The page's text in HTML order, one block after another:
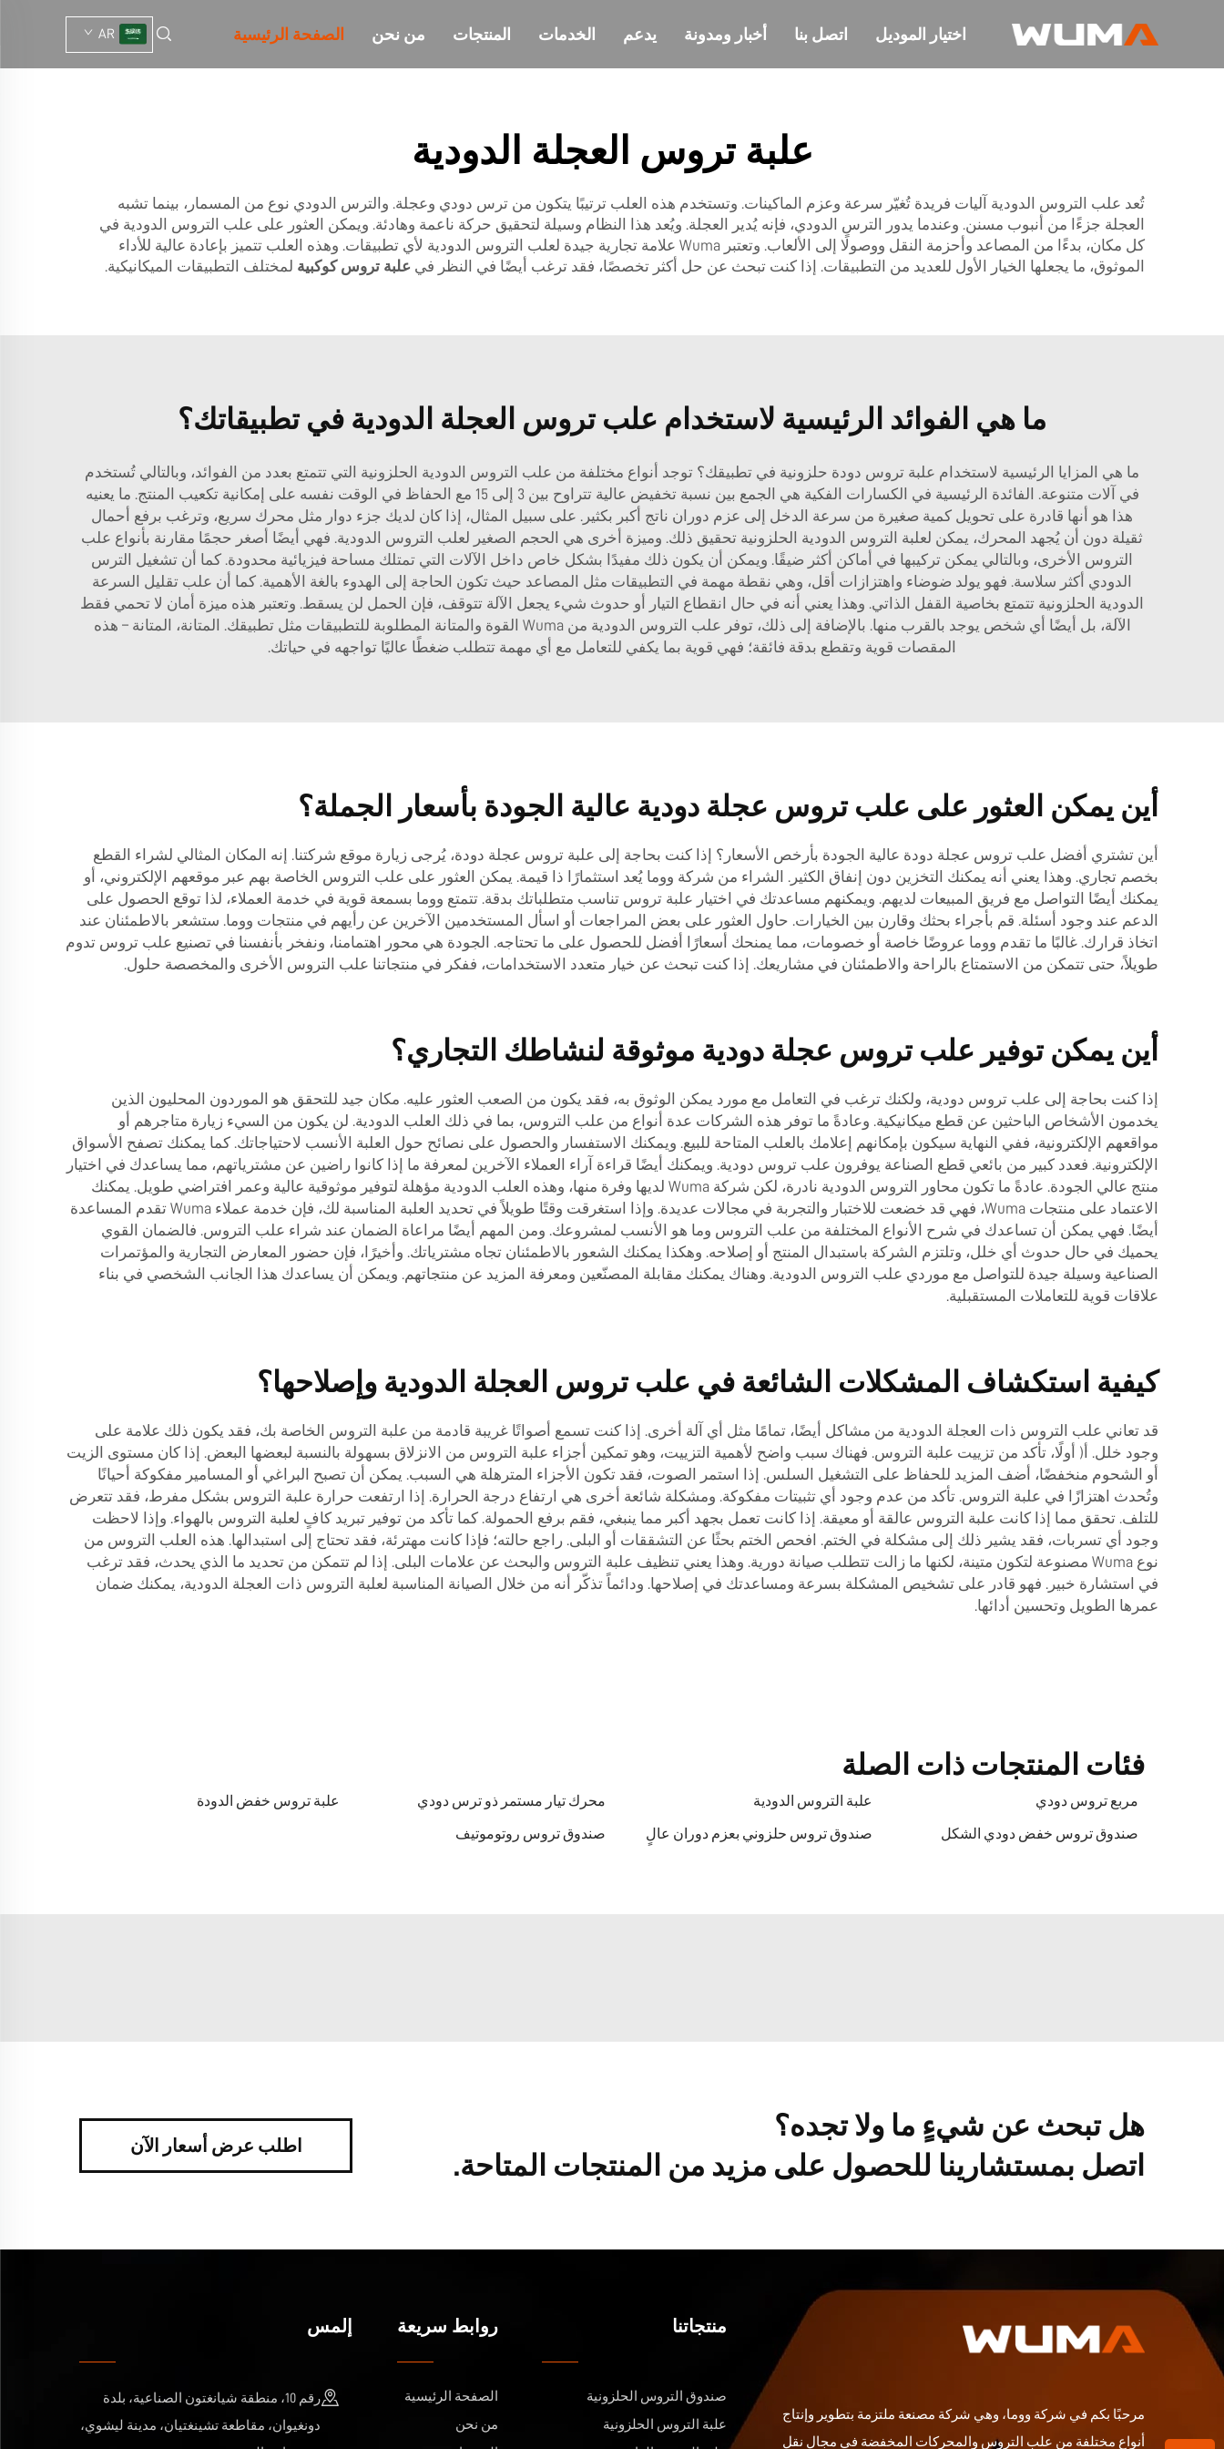
الصفحة الرئيسية من نحن المنتجات الخدمات يدعم أخبار ومدونة اتصل بنا اختيار الموديل AR
علبة تروس العجلة الدودية
تُعد علب التروس الدودية آليات فريدة تُغيّر سرعة وعزم الماكينات. وتستخدم هذه العلب ترتيبًا يتكون من ترس دودي وعجلة. والترس الدودي نوع من المسمار، بينما تشبه
العجلة جزءًا من أنبوب مسنن. وعندما يدور الترس الدودي، فإنه يُدير العجلة. ويُعد هذا النظام وسيلة لتحقيق حركة ناعمة وهادئة. ويمكن العثور على علب التروس الدودية في
كل مكان، بدءًا من المصاعد وأحزمة النقل ووصولًا إلى الألعاب. وتعتبر Wuma علامة تجارية جيدة لعلب التروس الدودية لأي تطبيقات. وهذه العلب تتميز بإعادة عالية للأداء
الموثوق، ما يجعلها الخيار الأول للعديد من التطبيقات. إذا كنت تبحث عن حل أكثر تخصصًا، فقد ترغب أيضًا في النظر في علبة تروس كوكبية لمختلف التطبيقات الميكانيكية.
ما هي الفوائد الرئيسية لاستخدام علب تروس العجلة الدودية في تطبيقاتك؟
ما هي المزايا الرئيسية لاستخدام علبة تروس دودة حلزونية في تطبيقك؟ توجد أنواع مختلفة من علب التروس الدودية الحلزونية التي تتمتع بعدد من الفوائد، وبالتالي تُستخدم
في آلات متنوعة. الفائدة الرئيسية في الكسارات الفكية هي الجمع بين نسبة تخفيض عالية تتراوح بين 3 إلى 15 مع الحفاظ في الوقت نفسه على إمكانية تكعيب المنتج. ما يعنيه
هذا هو أنها قادرة على تحويل كمية صغيرة من سرعة الدخل إلى عزم دوران ناتج أكبر بكثير. على سبيل المثال، إذا كان لديك جزء دوار مثل محرك سريع، وترغب برفع أحمال
ثقيلة دون أن يُجهد المحرك، يمكن لعلبة التروس الدودية الحلزونية تحقيق ذلك. وميزة أخرى هي الحجم الصغير لعلب التروس الدودية. فهي أيضًا أصغر حجمًا مقارنة بأنواع علب
التروس الأخرى، وبالتالي يمكن تركيبها في أماكن أكثر ضيقًا. ويمكن أن يكون ذلك مفيدًا بشكل خاص داخل الآلات التي تمتلك مساحة فيزيائية محدودة. كما أن تشغيل الترس
الدودي أكثر سلاسة. فهو يولد ضوضاء واهتزازات أقل، وهي نقطة مهمة في التطبيقات مثل المصاعد حيث تكون الحاجة إلى الهدوء بالغة الأهمية. كما أن علب تقليل السرعة
الدودية الحلزونية تتمتع بخاصية القفل الذاتي. وهذا يعني أنه في حال انقطاع التيار أو حدوث شيء يجعل الآلة تتوقف، فإن الحمل لن يسقط. وتعتبر هذه ميزة أمان لا تحمي فقط
الآلة، بل أيضًا أي شخص يوجد بالقرب منها. بالإضافة إلى ذلك، توفر علب التروس الدودية من Wuma القوة والمتانة المطلوبة للتطبيقات مثل تطبيقك. المتانة، المتانة – هذه
المقصات قوية وتقطع بدقة فائقة؛ فهي قوية بما يكفي للتعامل مع أي مهمة تتطلب ضغطًا عاليًا تواجهه في حياتك.
أين يمكن العثور على علب تروس عجلة دودية عالية الجودة بأسعار الجملة؟
أين تشتري أفضل علب تروس عجلة دودة عالية الجودة بأرخص الأسعار؟ إذا كنت بحاجة إلى علبة تروس عجلة دودة، يُرجى زيارة موقع شركتنا. إنه المكان المثالي لشراء القطع
بخصم تجاري. وهذا يعني أنه يمكنك التخزين دون إنفاق الكثير. الشراء من شركة ووما يُعد استثمارًا ذا قيمة. يمكن العثور على علب التروس الخاصة بهم عبر موقعهم الإلكتروني، أو
يمكنك أيضًا التواصل مع فريق المبيعات لديهم. ويمكنهم مساعدتك في اختيار علبة تروس تناسب متطلباتك بدقة. تتمتع ووما بسمعة قوية في خدمة العملاء، لذا توقع الحصول على
الدعم عند وجود أسئلة. قم بأجراء بحثك وقارن بين الخيارات. حاول العثور على بعض المراجعات أو اسأل المستخدمين الآخرين عن رأيهم في منتجات ووما. ستشعر بالاطمئنان عند
اتخاذ قرارك. غالبًا ما تقدم ووما عروضًا خاصة أو خصومات، مما يمنحك أسعارًا أفضل للحصول على ما تحتاجه. الجودة هي محور اهتمامنا، ونفخر بأنفسنا في تصنيع علب تروس تدوم
طويلاً، حتى تتمكن من الاستمتاع بالراحة والاطمئنان في مشاريعك. إذا كنت تبحث عن خيار متعدد الاستخدامات، ففكر في منتجاتنا علب التروس الأخرى والمخصصة حلول.
أين يمكن توفير علب تروس عجلة دودية موثوقة لنشاطك التجاري؟
إذا كنت بحاجة إلى علب تروس دودية، ولكنك ترغب في التعامل مع مورد يمكن الوثوق به، فقد يكون من الصعب العثور عليه. مكان جيد للتحقق هو الموردون المحليون الذين
يخدمون الأشخاص الباحثين عن قطع ميكانيكية. وعادةً ما توفر هذه الشركات عدة أنواع من علب التروس، بما في ذلك العلب الدودية. لن يكون من السيء زيارة متاجرهم أو
مواقعهم الإلكترونية، ففي النهاية سيكون بإمكانهم إعلامك بالعلب المتاحة للبيع. ويمكنك الاستفسار والحصول على نصائح حول العلبة الأنسب لاحتياجاتك. كما يمكنك تصفح الأسواق
الإلكترونية. فعدد كبير من بائعي قطع الصناعة يوفرون علب تروس دودية. ويمكنك أيضًا قراءة آراء العملاء الآخرين لمعرفة ما إذا كانوا راضين عن مشترياتهم، مما يساعدك في اختيار
منتج عالي الجودة. عادةً ما تكون محاور التروس الدودية نادرة، لكن شركة Wuma لديها وفرة منها، وهذه العلب الدودية مؤهلة لتوفير موثوقية عالية وعمر افتراضي طويل. يمكنك
الاعتماد على منتجات Wuma، فهي قد خضعت للاختبار والتجربة في مجالات عديدة. وإذا استغرقت وقتًا طويلاً في تحديد العلبة المناسبة لك، فإن خدمة عملاء Wuma تقدم المساعدة
أيضًا. فهي يمكن أن تساعدك في شرح الأنواع المختلفة من علب التروس وما هو الأنسب لمشروعك. ومن المهم أيضًا مراعاة الضمان عند شراء علب التروس. فالضمان القوي
يحميك في حال حدوث أي خلل، وتلتزم الشركة باستبدال المنتج أو إصلاحه. وهكذا يمكنك الشعور بالاطمئنان تجاه مشترياتك. وأخيرًا، فإن حضور المعارض التجارية والمؤتمرات
الصناعية وسيلة جيدة للتواصل مع موردي علب التروس الدودية. وهناك يمكنك مقابلة المصنّعين ومعرفة المزيد عن منتجاتهم. ويمكن أن يساعدك هذا الجانب الشخصي في بناء
علاقات قوية للتعاملات المستقبلية.
كيفية استكشاف المشكلات الشائعة في علب تروس العجلة الدودية وإصلاحها؟
قد تعاني علب التروس ذات العجلة الدودية من مشاكل أيضًا، تمامًا مثل أي آلة أخرى. إذا كنت تسمع أصواتًا غريبة قادمة من علبة التروس الخاصة بك، فقد يكون ذلك علامة على
وجود خلل. أ) أولًا، تأكد من تزييت علبة التروس. فهناك سبب واضح لأهمية التزييت، وهو تمكين أجزاء علبة التروس من الانزلاق بسهولة بالنسبة لبعضها البعض. إذا كان مستوى الزيت
أو الشحوم منخفضًا، أضف المزيد للحفاظ على التشغيل السلس. إذا استمر الصوت، فقد تكون الأجزاء المترهلة هي السبب. يمكن أن تصبح البراغي أو المسامير مفكوكة أحيانًا
وتُحدث اهتزازًا في علبة التروس. تأكد من عدم وجود أي تثبيتات مفكوكة. ومشكلة شائعة أخرى هي ارتفاع درجة الحرارة. إذا ارتفعت حرارة علبة التروس بشكل مفرط، فقد تتعرض
للتلف. تحقق مما إذا كانت علبة التروس عالقة أو معيقة. إذا كانت تعمل بجهد أكبر مما ينبغي، فقم برفع الحمولة. كما تأكد من توفير تبريد كافٍ لعلبة التروس بالهواء. وإذا لاحظت
وجود أي تسربات، فقد يشير ذلك إلى مشكلة في الختم. افحص الختم بحثًا عن التشققات أو البلى. راجع حالته؛ فإذا كانت مهترئة، فقد تحتاج إلى استبدالها. هذه العلب التروس من
نوع Wuma مصنوعة لتكون متينة، لكنها ما زالت تتطلب صيانة دورية. وهذا يعني تنظيف علبة التروس والبحث عن علامات البلى. إذا لم تتمكن من تحديد ما الذي يحدث، فقد ترغب
في استشارة خبير. فهو قادر على تشخيص المشكلة بسرعة ومساعدتك في إصلاحها. ودائماً تذكّر أنه من خلال الصيانة المناسبة لعلبة التروس ذات العجلة الدودية، يمكنك ضمان
عمرها الطويل وتحسين أدائها.
فئات المنتجات ذات الصلة
مربع تروس دودي علبة التروس الدودية محرك تيار مستمر ذو ترس دودي علبة تروس خفض الدودة
صندوق تروس خفض دودي الشكل صندوق تروس حلزوني بعزم دوران عالٍ صندوق تروس روتوموتيف
هل تبحث عن شيءٍ ما ولا تجده؟
اتصل بمستشارينا للحصول على مزيد من المنتجات المتاحة.
اطلب عرض أسعار الآن
مرحبًا بكم في شركة ووما، وهي شركة مصنعة ملتزمة بتطوير وإنتاج
أنواع مختلفة من علب التروس والمحركات المخفضة في مجال نقل
منتجاتنا
صندوق التروس الحلزونية
علبة التروس الحلزونية
روابط سريعة
الصفحة الرئيسية
من نحن
إلمس
رقم 10، منطقة شيانغتون الصناعية، بلدة
دونغيوان، مقاطعة تشينغتيان، مدينة ليشوي،